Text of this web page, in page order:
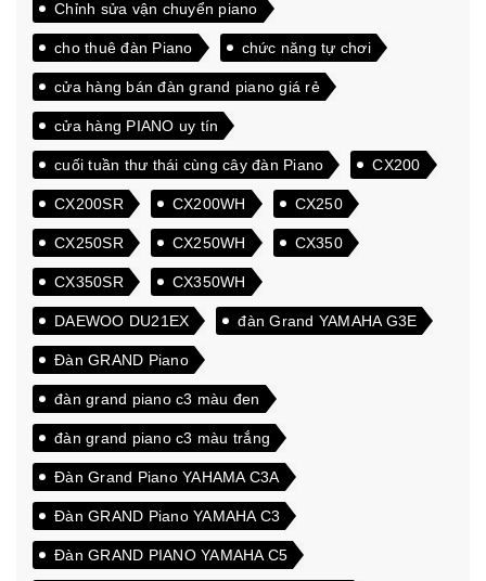
Chỉnh sửa vận chuyển piano
cho thuê đàn Piano chức năng tự chơi
cửa hàng bán đàn grand piano giá rẻ
cửa hàng PIANO uy tín
cuối tuần thư thái cùng cây đàn Piano CX200
CX200SR CX200WH CX250
CX250SR CX250WH CX350
CX350SR CX350WH
DAEWOO DU21EX đàn Grand YAMAHA G3E
Đàn GRAND Piano
đàn grand piano c3 màu đen
đàn grand piano c3 màu trắng
Đàn Grand Piano YAHAMA C3A
Đàn GRAND Piano YAMAHA C3
Đàn GRAND PIANO YAMAHA C5